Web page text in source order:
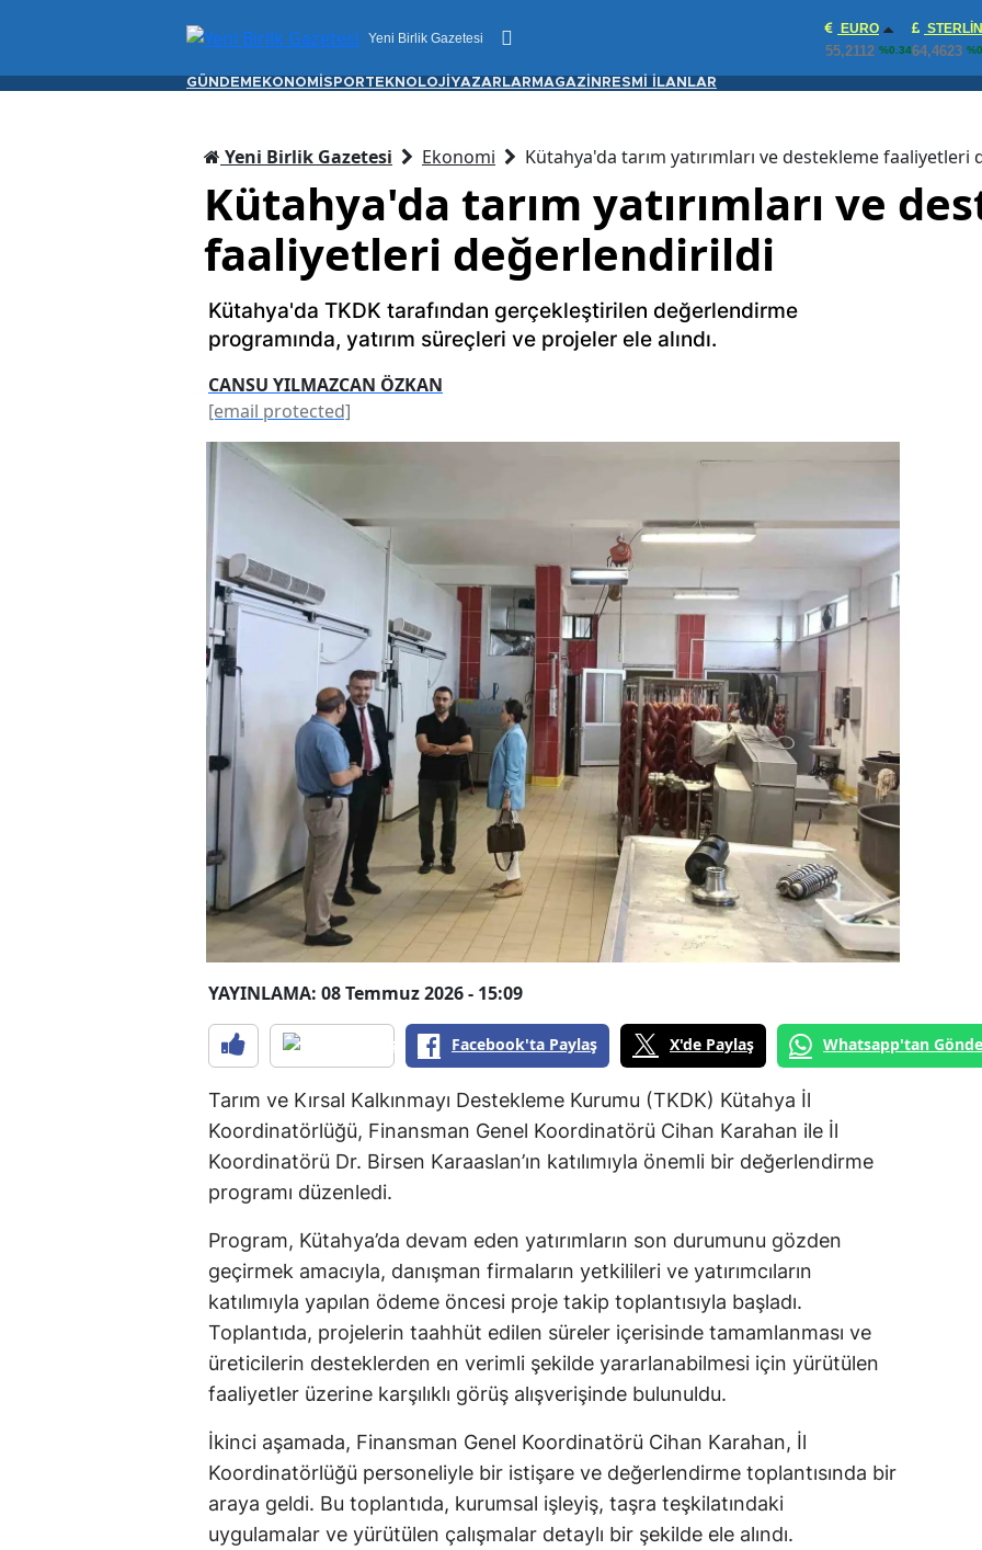
Yeni Birlik Gazetesi
EURO
55,2112 %0.34
STERLIN
64,4623
GÜNDEM EKONOMİ SPORTEKNOLOJİ YAZARLAR MAGAZİN RESMİ İLANLAR
Yeni Birlik Gazetesi Ekonomi Kütahya'da tarım yatırımları ve destekleme
Kütahya'da tarım yatırımları ve
faaliyetleri değerlendirildi
Kütahya'da TKDK tarafından gerçekleştirilen değerlendirme
programında, yatırım süreçleri ve projeler ele alındı.
CANSU YILMAZCAN ÖZKAN
[email protected]
YAYINLAMA: 08 Temmuz 2026 - 15:09
Facebook'ta Paylaş X'de Paylaş Whatsapp'tan
Tarım ve Kırsal Kalkınmayı Destekleme Kurumu (TKDK) Kütahya İl
Koordinatörlüğü, Finansman Genel Koordinatörü Cihan Karahan ile İl
Koordinatörü Dr. Birsen Karaaslan’ın katılımıyla önemli bir değerlendirme
programı düzenledi.
Program, Kütahya’da devam eden yatırımların son durumunu gözden
geçirmek amacıyla, danışman firmaların yetkilileri ve yatırımcıların
katılımıyla yapılan ödeme öncesi proje takip toplantısıyla başladı.
Toplantıda, projelerin taahhüt edilen süreler içerisinde tamamlanması ve
üreticilerin desteklerden en verimli şekilde yararlanabilmesi için yürütülen
faaliyetler üzerine karşılıklı görüş alışverişinde bulunuldu.
İkinci aşamada, Finansman Genel Koordinatörü Cihan Karahan, İl
Koordinatörlüğü personeliyle bir istişare ve değerlendirme toplantısında bir
araya geldi. Bu toplantıda, kurumsal işleyiş, taşra teşkilatındaki
uygulamalar ve yürütülen çalışmalar detaylı bir şekilde ele alındı.